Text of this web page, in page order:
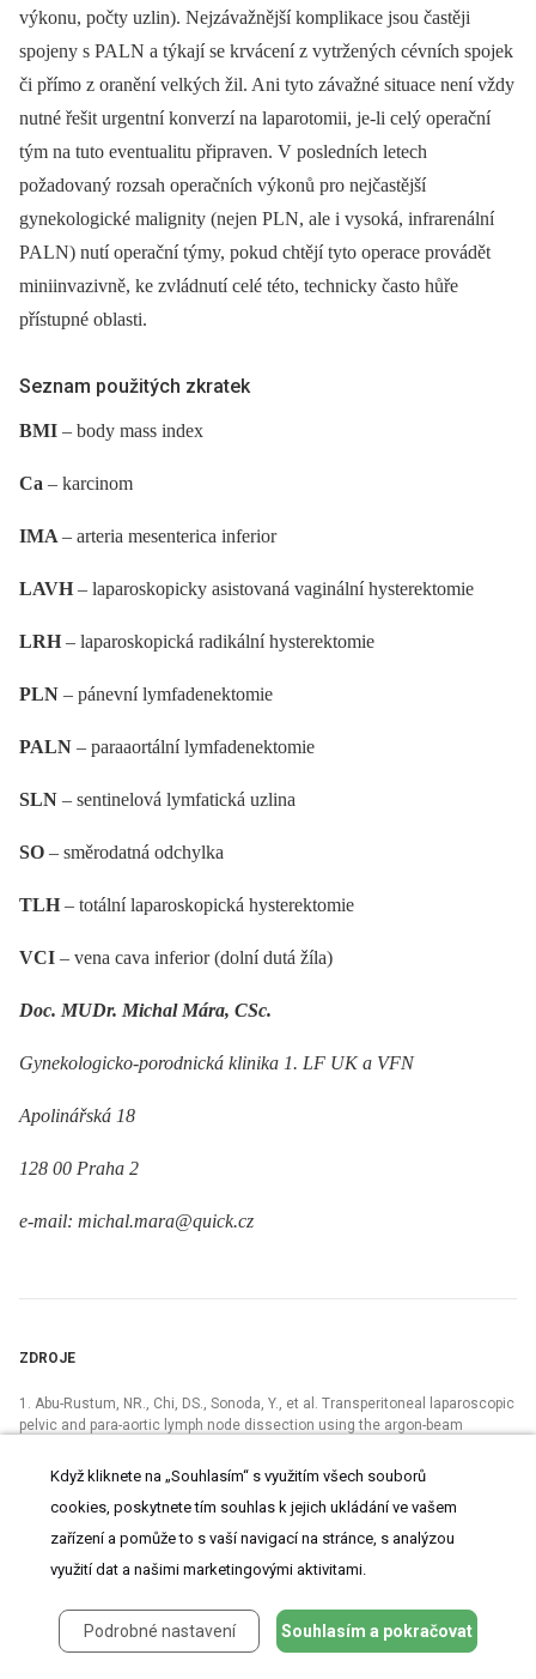
výkonu, počty uzlin). Nejzávažnější komplikace jsou častěji
spojeny s PALN a týkají se krvácení z vytržených cévních spojek
či přímo z oranění velkých žil. Ani tyto závažné situace není vždy
nutné řešit urgentní konverzí na laparotomii, je-li celý operační
tým na tuto eventualitu připraven. V posledních letech
požadovaný rozsah operačních výkonů pro nejčastější
gynekologické malignity (nejen PLN, ale i vysoká, infrarenální
PALN) nutí operační týmy, pokud chtějí tyto operace provádět
miniinvazivně, ke zvládnutí celé této, technicky často hůře
přístupné oblasti.
Seznam použitých zkratek
BMI –⁠ body mass index
Ca –⁠ karcinom
IMA –⁠ arteria mesenterica inferior
LAVH –⁠ laparoskopicky asistovaná vaginální hysterektomie
LRH –⁠ laparoskopická radikální hysterektomie
PLN –⁠ pánevní lymfadenektomie
PALN –⁠ paraaortální lymfadenektomie
SLN –⁠ sentinelová lymfatická uzlina
SO –⁠ směrodatná odchylka
TLH –⁠ totální laparoskopická hysterektomie
VCI –⁠ vena cava inferior (dolní dutá žíla)
Doc. MUDr. Michal Mára, CSc.
Gynekologicko-porodnická klinika 1. LF UK a VFN
Apolinářská 18
128 00 Praha 2
e-mail: michal.mara@quick.cz
ZDROJE
1. Abu-Rustum, NR., Chi, DS., Sonoda, Y., et al. Transperitoneal laparoscopic
pelvic and para-aortic lymph node dissection using the argon-beam
technique. Gynecol Oncol, 2003, 89, p. 504–513.
2. Benedetti Panici, P., Plotti, F., Zullo, MA., et al. Pelvic lymphadenectomy
laparoscopic approach? A randomized study. Gynecol Oncol, 2006, 103,
p. 859–864.
3 surgical methods for hysterectomy with staging for endometrial cancer:
robotic assistance, laparoscopy, laparotomy. Am J Obstet Gynecol, 2008,
Když kliknete na „Souhlasím“ s využitím všech souborů
cookies, poskytnete tím souhlas k jejich ukládání ve vašem
zařízení a pomůže to s vaší navigací na stránce, s analýzou
využití dat a našimi marketingovými aktivitami.
Podrobné nastavení Souhlasím a pokračovat